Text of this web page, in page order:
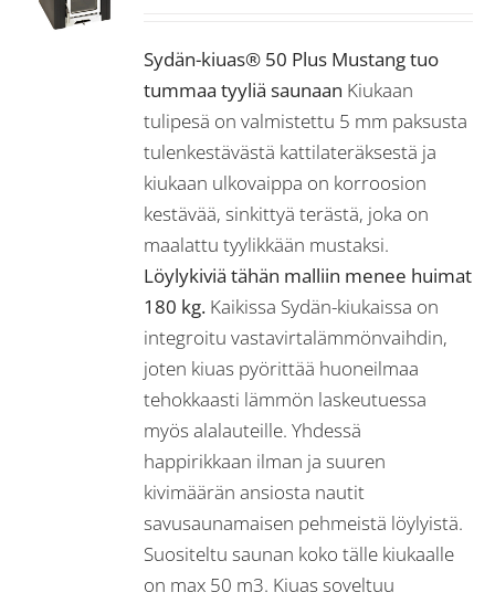
Sydän-kiuas® 50 Plus Mustang tuo
tummaa tyyliä saunaan Kiukaan
tulipesä on valmistettu 5 mm paksusta
tulenkestävästä kattilateräksestä ja
kiukaan ulkovaippa on korroosion
kestävää, sinkittyä terästä, joka on
maalattu tyylikkään mustaksi.
Löylykiviä tähän malliin menee huimat
180 kg. Kaikissa Sydän-kiukaissa on
integroitu vastavirtalämmönvaihdin,
joten kiuas pyörittää huoneilmaa
tehokkaasti lämmön laskeutuessa
myös alalauteille. Yhdessä
happirikkaan ilman ja suuren
kivimäärän ansiosta nautit
savusaunamaisen pehmeistä löylyistä.
Suositeltu saunan koko tälle kiukaalle
on max 50 m3. Kiuas soveltuu